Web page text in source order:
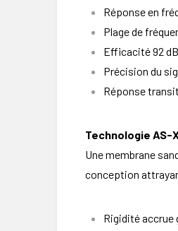
Réponse en
Plage de
Efficacité 92
Précision du
Réponse
Technologie AS-
Une membrane
conception
Rigidité accrue